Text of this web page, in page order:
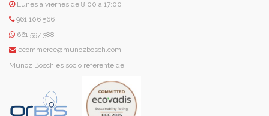
Lunes a viernes de 8:00 a 17:00
961 106 566
661 597 388
ecommerce@munozbosch.com
Muñoz Bosch es socio referente de